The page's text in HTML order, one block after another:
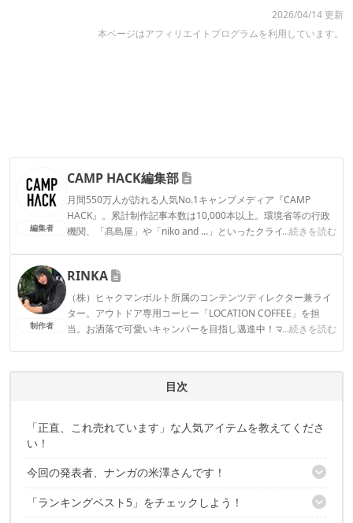
2026/04/14 更新
本ページはアフィリエイトプログラムを利用しています。
編集者
CAMP HACK編集部
月間550万人が訪れる人気No.1キャンプメディア『CAMP
HACK』。累計制作記事本数は10,000本以上。環境省等の行政
機関、「髙島屋」や「niko and ...」といったクライアントとの
...続きを読む
CAMP HACK編集部のプロフィール
制作者
RINKA
（株）ヒャクマンボルト所属のコンテンツディレクター兼ライ
ター。アウトドア専用コーヒー「LOCATION COFFEE」を担
当。お洒落で可愛いキャンパーを目指し邁進中！マイブームは
...続きを読む
目次
「正直、これ売れています」な人気アイテムを教えてくださ
い！
今回の発表者、ナンガの米澤さんです！
発表......の前に、ナンガってどんなブランド？
「ランキングベスト5」をチェックしよう！